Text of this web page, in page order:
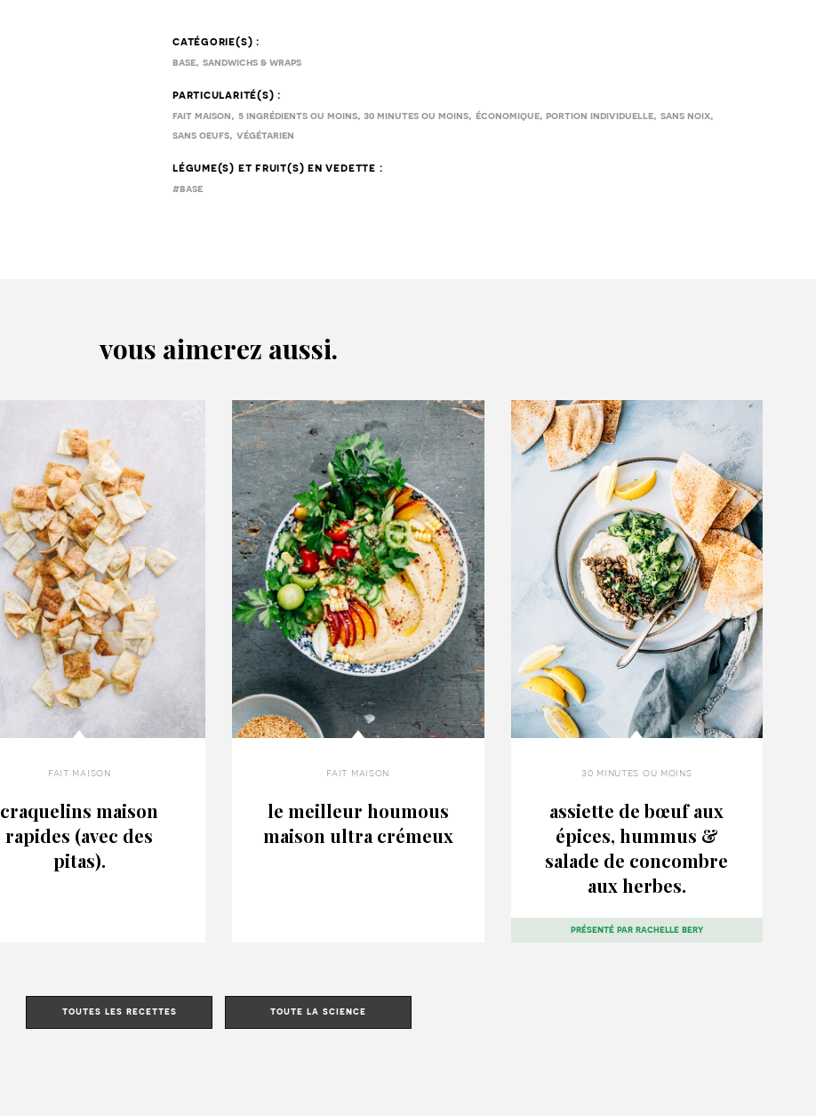
catégorie(s) :
base, sandwichs & wraps
particularité(s) :
fait maison, 5 ingrédients ou moins,30 minutes ou moins, économique,portion individuelle, sans noix,
sans oeufs, végétarien
légume(s) et fruit(s) en vedette :
#base
vous aimerez aussi.
fait maison
craquelins maison
rapides (avec des
pitas).
fait maison
le meilleur houmous
maison ultra crémeux
30 minutes ou moins
assiette de bœuf aux
épices, hummus &
salade de concombre
aux herbes.
présenté par rachelle bery
toutes les recettes toute la science